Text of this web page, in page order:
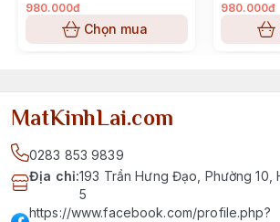
980.000đ
Chọn mua
980.000đ
MatKinhLai.com
0283 853 9839
Địa chỉ:193 Trần Hưng Đạo, Phường 10,
5
https://www.facebook.com/profile.php?